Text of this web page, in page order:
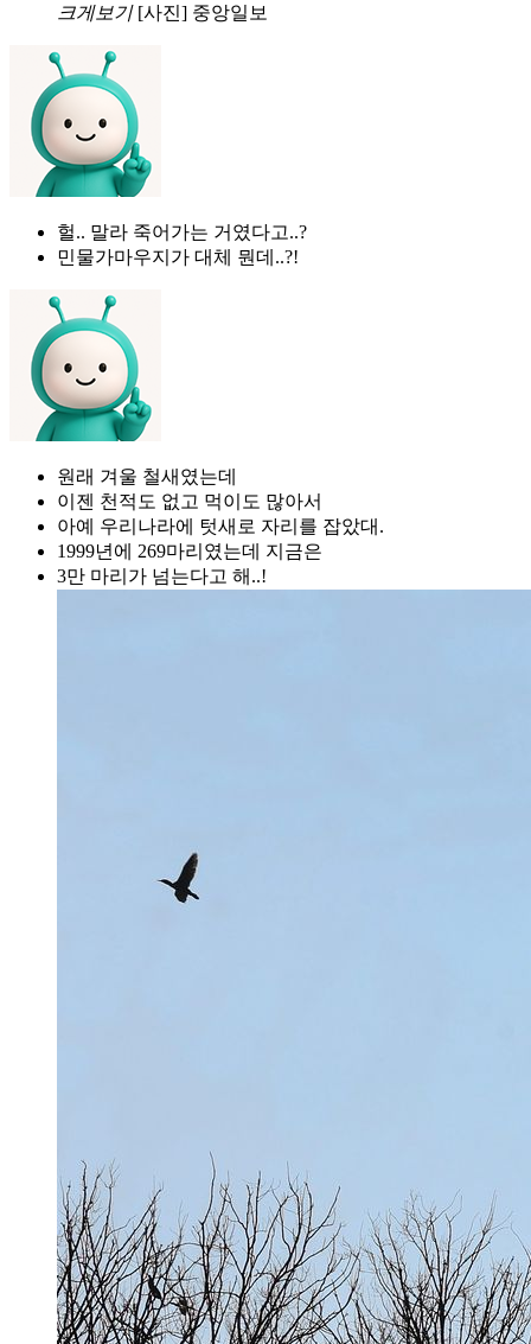
크게보기 [사진] 중앙일보
헐.. 말라 죽어가는 거였다고..?
민물가마우지가 대체 뭔데..?!
원래 겨울 철새였는데
이젠 천적도 없고 먹이도 많아서
아예 우리나라에 텃새로 자리를 잡았대.
1999년에 269마리였는데 지금은
3만 마리가 넘는다고 해..!